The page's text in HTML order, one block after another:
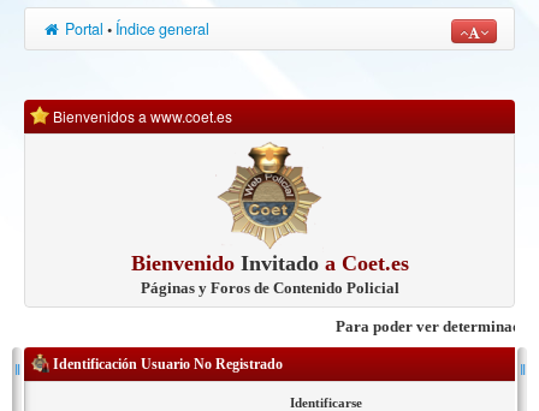
Portal • Índice general
Bienvenidos a www.coet.es
BienvenidoInvitado a Coet.es
Páginas y Foros de Contenido Policial
Para poder ver determinados
Identificación Usuario No Registrado
Identificarse